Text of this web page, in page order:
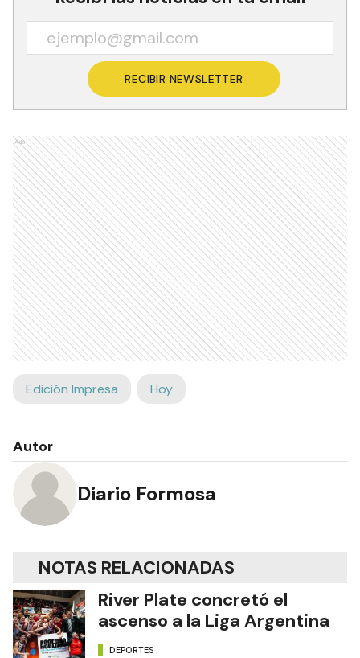
RECIBIR NEWSLETTER
Ads
Edición Impresa Hoy
Autor
Diario Formosa
NOTAS RELACIONADAS
River Plate concretó el
ascenso a la Liga Argentina
DEPORTES